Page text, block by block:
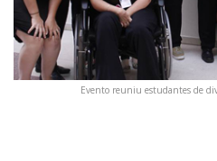
Evento reuniu estudantes de